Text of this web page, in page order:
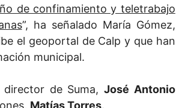
de confinamiento y teletrabajo
”, ha señalado María Gómez,
el geoportal de Calp y que han
municipal.
director de Suma,José Antonio
Matías Torres.